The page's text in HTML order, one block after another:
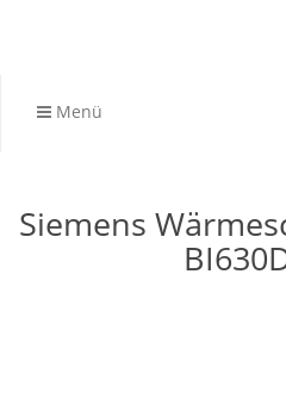
Menü
Siemens